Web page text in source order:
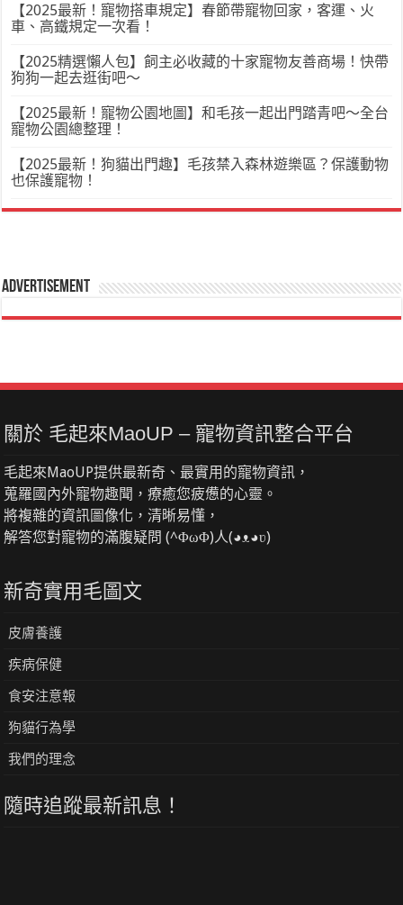
【2025最新！寵物搭車規定】春節帶寵物回家，客運、火
車、高鐵規定一次看！
【2025精選懶人包】飼主必收藏的十家寵物友善商場！快帶
狗狗一起去逛街吧～
【2025最新！寵物公園地圖】和毛孩一起出門踏青吧～全台
寵物公園總整理！
【2025最新！狗貓出門趣】毛孩禁入森林遊樂區？保護動物
也保護寵物！
Advertisement
關於 毛起來MaoUP – 寵物資訊整合平台
毛起來MaoUP提供最新奇、最實用的寵物資訊，
蒐羅國內外寵物趣聞，療癒您疲憊的心靈。
將複雜的資訊圖像化，清晰易懂，
解答您對寵物的滿腹疑問 (^ΦωΦ)人(◕ᴥ◕ʋ)
新奇實用毛圖文
皮膚養護
疾病保健
食安注意報
狗貓行為學
我們的理念
隨時追蹤最新訊息！